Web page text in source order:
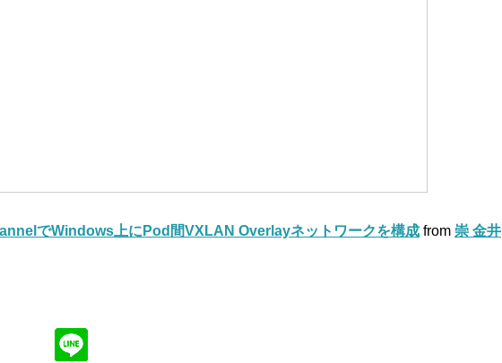
でWindows上にPod間VXLAN Overlayネットワークを構成 from 崇 金井